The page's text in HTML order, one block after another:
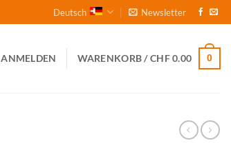
Deutsch Newsletter
ANMELDEN WARENKORB /CHF0.00 0